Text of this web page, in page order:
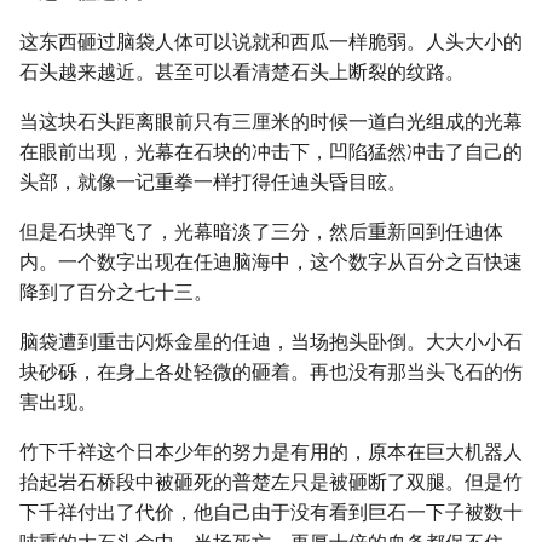
这东西砸过脑袋人体可以说就和西瓜一样脆弱。人头大小的
石头越来越近。甚至可以看清楚石头上断裂的纹路。
当这块石头距离眼前只有三厘米的时候一道白光组成的光幕
在眼前出现，光幕在石块的冲击下，凹陷猛然冲击了自己的
头部，就像一记重拳一样打得任迪头昏目眩。
但是石块弹飞了，光幕暗淡了三分，然后重新回到任迪体
内。一个数字出现在任迪脑海中，这个数字从百分之百快速
降到了百分之七十三。
脑袋遭到重击闪烁金星的任迪，当场抱头卧倒。大大小小石
块砂砾，在身上各处轻微的砸着。再也没有那当头飞石的伤
害出现。
竹下千祥这个日本少年的努力是有用的，原本在巨大机器人
抬起岩石桥段中被砸死的普楚左只是被砸断了双腿。但是竹
下千祥付出了代价，他自己由于没有看到巨石一下子被数十